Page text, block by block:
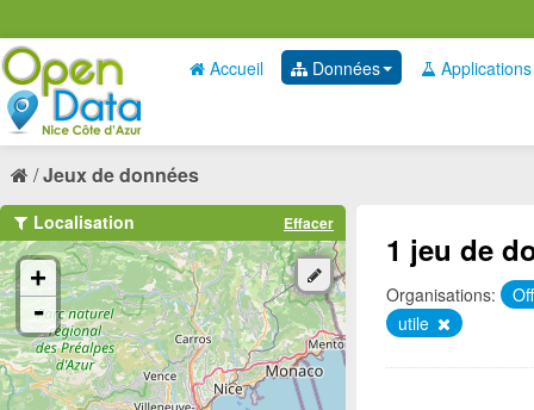
Accueil Données Applications
Jeux de données
1 jeu de
Organisations:
utile
Localisation Effacer
+
-